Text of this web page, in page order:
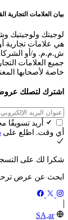
بيان العلامات التجارية
لوجيتك ولوجيتيك
هي علامات تجارية
ش.م.م. و/أو الشركات
جميع العلامات
خاصة لأصحابها
اشترك لتصلك
أي وقت. اطلع على
شكرا لك على
ابحث عن عرض
SA,ar